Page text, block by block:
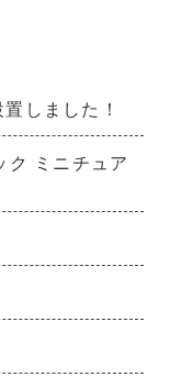
しました！
ク ミニチュア